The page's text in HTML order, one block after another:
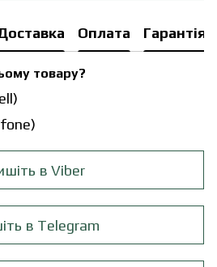
Оплата Гарантія
товару?
в Viber
в Telegram